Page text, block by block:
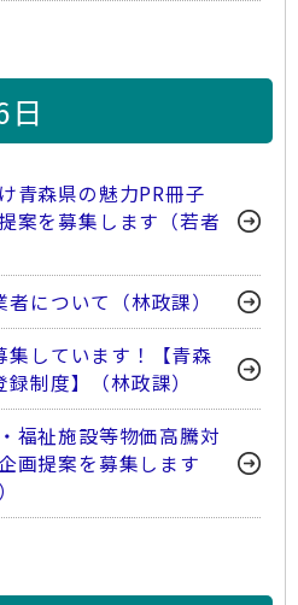
青森県の魅力PR冊子
案を募集します（若者
について（林政課）
集しています！【青森
制度】（林政課）
福祉施設等物価高騰対
画提案を募集します